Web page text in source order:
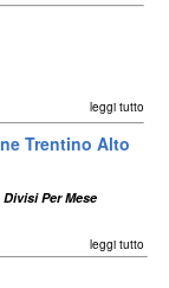
leggi tutto
Trentino Alto
Per Mese
leggi tutto